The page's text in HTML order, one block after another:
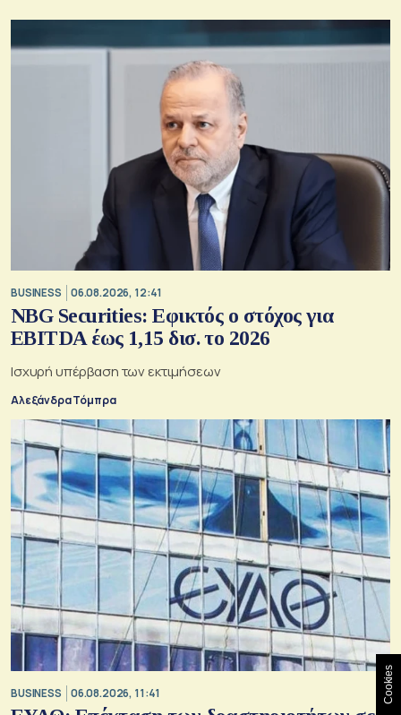
BUSINESS 06.08.2026, 12:41
NBG Securities: Εφικτός ο στόχος για
EBITDA έως 1,15 δισ. το 2026
Ισχυρή υπέρβαση των εκτιμήσεων
Αλεξάνδρα Τόμπρα
BUSINESS 06.08.2026, 11:41 Cookies